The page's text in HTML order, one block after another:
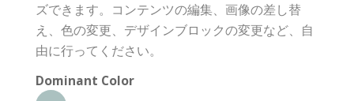
ズできます。コンテンツの編集、画像の差し替
え、色の変更、デザインブロックの変更など、自
由に行ってください。
Dominant Color